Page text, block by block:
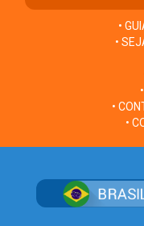
•
•
•
•